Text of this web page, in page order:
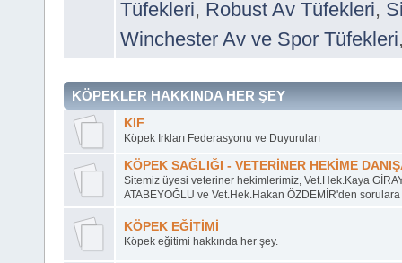
Tüfekleri, Robust Av Tüfekleri,
Winchester Av ve Spor Tüfekleri
KÖPEKLER HAKKINDA HER ŞEY
KIF
Köpek Irkları Federasyonu ve Duyuruları
KÖPEK SAĞLIĞI - VETERİNER HEKİME
Sitemiz üyesi veteriner hekimlerimiz, Vet.Hek.Kaya
ATABEYOĞLU ve Vet.Hek.Hakan ÖZDEMİR'den
KÖPEK EĞİTİMİ
Köpek eğitimi hakkında her şey.